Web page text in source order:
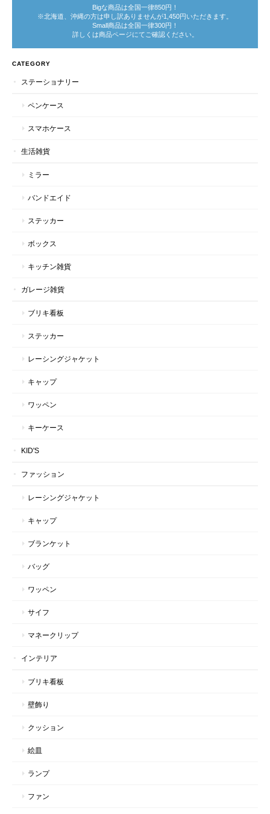
Bigな商品は全国一律850円！
※北海道、沖縄の方は申し訳ありませんが1,450円いただきます。
Small商品は全国一律300円！
詳しくは商品ページにてご確認ください。
CATEGORY
ステーショナリー
ペンケース
スマホケース
生活雑貨
ミラー
バンドエイド
ステッカー
ボックス
キッチン雑貨
ガレージ雑貨
ブリキ看板
ステッカー
レーシングジャケット
キャップ
ワッペン
キーケース
KID'S
ファッション
レーシングジャケット
キャップ
ブランケット
バッグ
ワッペン
サイフ
マネークリップ
インテリア
ブリキ看板
壁飾り
クッション
絵皿
ランプ
ファン